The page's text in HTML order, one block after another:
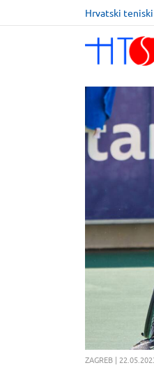
Hrvatski teniski
ZAGREB |